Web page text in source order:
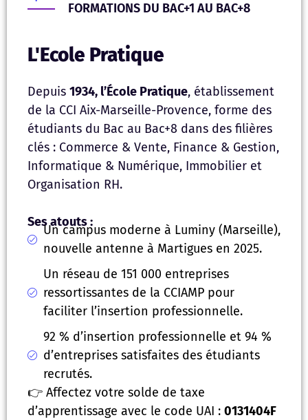
FORMATIONS DU BAC+1 AU BAC+8
L'Ecole Pratique
Depuis 1934, l’École Pratique, établissement
de la CCI Aix-Marseille-Provence, forme des
étudiants du Bac au Bac+8 dans des filières
clés : Commerce & Vente, Finance & Gestion,
Informatique & Numérique, Immobilier et
Organisation RH.
Ses atouts :
Un campus moderne à Luminy (Marseille),
nouvelle antenne à Martigues en 2025.
Un réseau de 151 000 entreprises
ressortissantes de la CCIAMP pour
faciliter l’insertion professionnelle.
92 % d’insertion professionnelle et 94 %
d’entreprises satisfaites des étudiants
recrutés.
👉 Affectez votre solde de taxe
d’apprentissage avec le code UAI : 0131404F